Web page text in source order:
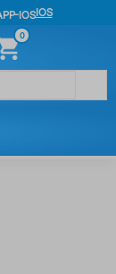
IOS
0